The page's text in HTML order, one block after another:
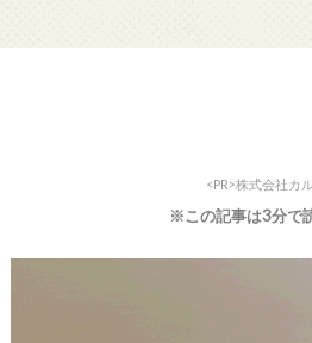
<PR>株式会社カ
※この記事は3分で